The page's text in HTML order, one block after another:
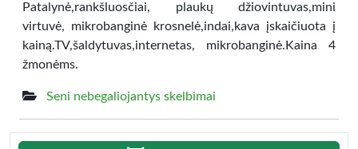
Patalynė,rankšluosčiai, plaukų džiovintuvas,mini
virtuvė, mikrobanginė krosnelė,indai,kava įskaičiuota į
kainą.TV,šaldytuvas,internetas, mikrobanginė.Kaina 4
žmonėms.
Seni nebegaliojantys skelbimai